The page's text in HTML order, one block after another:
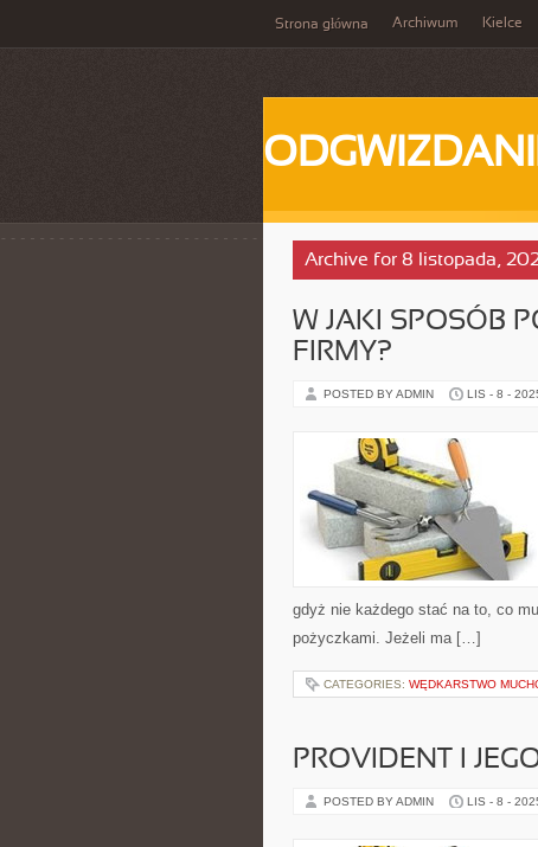
Strona główna Archiwum Kielce
Archive for 8 listopada,
W JAKI SPOSÓB
FIRMY?
POSTED BY ADMIN LIS - 8 -
gdyż nie każdego stać na to, co
pożyczkami. Jeżeli ma […]
CATEGORIES: WĘDKARSTWO
PROVIDENT I
POSTED BY ADMIN LIS - 8 -